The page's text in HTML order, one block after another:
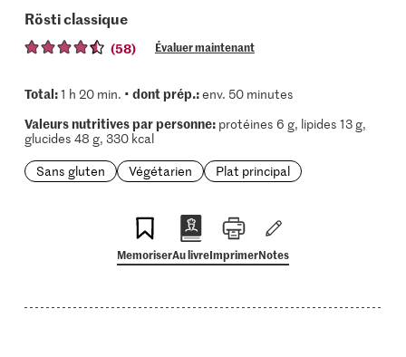
Rösti classique
(58) Évaluer maintenant
Total:1 h 20 min. • dont prép.:env. 50 minutes
Valeurs nutritives par personne:protéines 6 g, lipides 13 g,
glucides 48 g, 330 kcal
Sans gluten
Végétarien Plat principal
MemoriserAu livreImprimerNotes